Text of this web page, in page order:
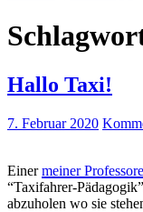
Hallo Taxi!
7. Februar 2020
Einermeiner
“Taxifahrer-
abzuholen wo sie